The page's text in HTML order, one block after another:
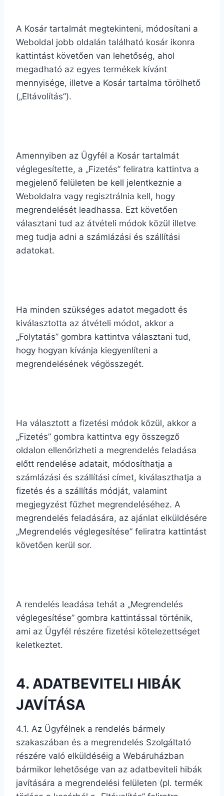
A Kosár tartalmát megtekinteni, módosítani a
Weboldal jobb oldalán található kosár ikonra
kattintást követően van lehetőség, ahol
megadható az egyes termékek kívánt
mennyisége, illetve a Kosár tartalma törölhető
(„Eltávolítás”).
Amennyiben az Ügyfél a Kosár tartalmát
véglegesítette, a „Fizetés” feliratra kattintva a
megjelenő felületen be kell jelentkeznie a
Weboldalra vagy regisztrálnia kell, hogy
megrendelését leadhassa. Ezt követően
választani tud az átvételi módok közül illetve
meg tudja adni a számlázási és szállítási
adatokat.
Ha minden szükséges adatot megadott és
kiválasztotta az átvételi módot, akkor a
„Folytatás” gombra kattintva választani tud,
hogy hogyan kívánja kiegyenlíteni a
megrendelésének végösszegét.
Ha választott a fizetési módok közül, akkor a
„Fizetés” gombra kattintva egy összegző
oldalon ellenőrizheti a megrendelés feladása
előtt rendelése adatait, módosíthatja a
számlázási és szállítási címet, kiválaszthatja a
fizetés és a szállítás módját, valamint
megjegyzést fűzhet megrendeléséhez. A
megrendelés feladására, az ajánlat elküldésére
„Megrendelés véglegesítése” feliratra kattintást
követően kerül sor.
A rendelés leadása tehát a „Megrendelés
véglegesítése” gombra kattintással történik,
ami az Ügyfél részére fizetési kötelezettséget
keletkeztet.
4. ADATBEVITELI HIBÁK
JAVÍTÁSA
4.1. Az Ügyfélnek a rendelés bármely
szakaszában és a megrendelés Szolgáltató
részére való elküldéséig a Webáruházban
bármikor lehetősége van az adatbeviteli hibák
javítására a megrendelési felületen (pl. termék